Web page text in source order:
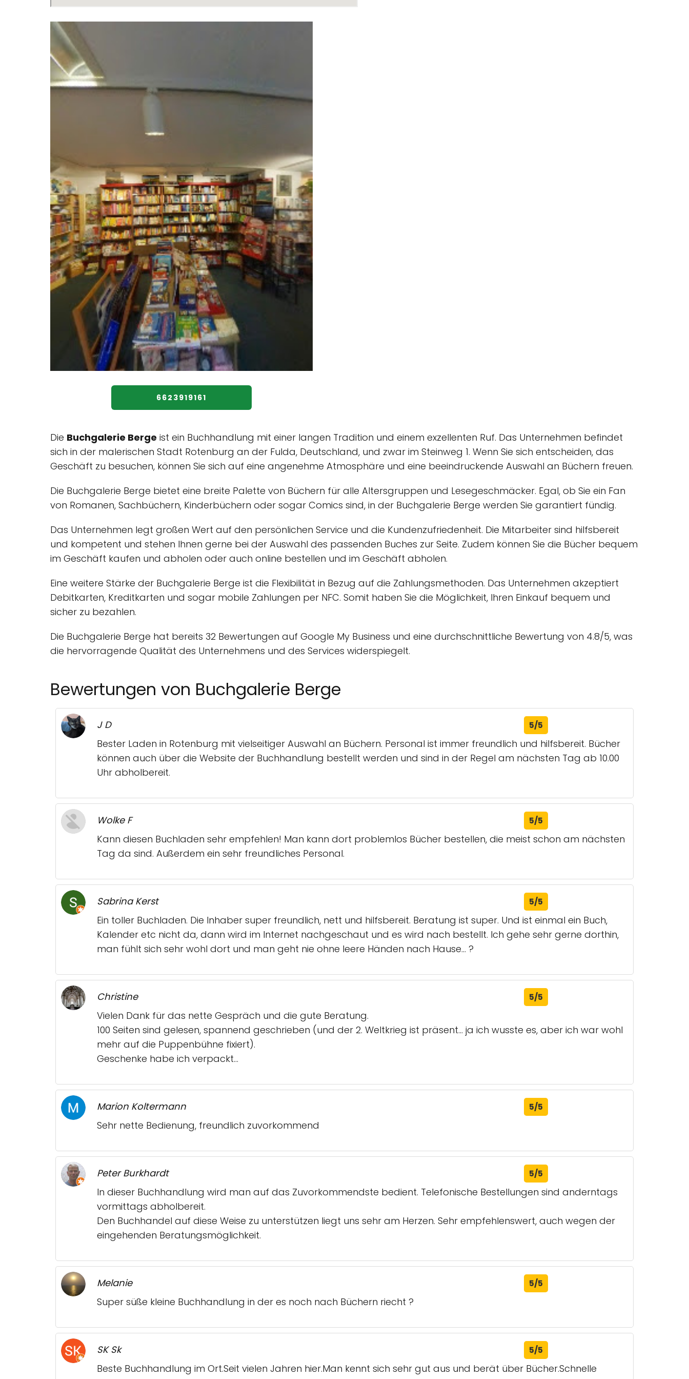
6623919161
Die Buchgalerie Berge ist ein Buchhandlung mit einer langen Tradition und einem exzellenten Ruf. Das Unternehmen befindet
sich in der malerischen Stadt Rotenburg an der Fulda, Deutschland, und zwar im Steinweg 1. Wenn Sie sich entscheiden, das
Geschäft zu besuchen, können Sie sich auf eine angenehme Atmosphäre und eine beeindruckende Auswahl an Büchern freuen.
Die Buchgalerie Berge bietet eine breite Palette von Büchern für alle Altersgruppen und Lesegeschmäcker. Egal, ob Sie ein Fan
von Romanen, Sachbüchern, Kinderbüchern oder sogar Comics sind, in der Buchgalerie Berge werden Sie garantiert fündig.
Das Unternehmen legt großen Wert auf den persönlichen Service und die Kundenzufriedenheit. Die Mitarbeiter sind hilfsbereit
und kompetent und stehen Ihnen gerne bei der Auswahl des passenden Buches zur Seite. Zudem können Sie die Bücher bequem
im Geschäft kaufen und abholen oder auch online bestellen und im Geschäft abholen.
Eine weitere Stärke der Buchgalerie Berge ist die Flexibilität in Bezug auf die Zahlungsmethoden. Das Unternehmen akzeptiert
Debitkarten, Kreditkarten und sogar mobile Zahlungen per NFC. Somit haben Sie die Möglichkeit, Ihren Einkauf bequem und
sicher zu bezahlen.
Die Buchgalerie Berge hat bereits 32 Bewertungen auf Google My Business und eine durchschnittliche Bewertung von 4.8/5, was
die hervorragende Qualität des Unternehmens und des Services widerspiegelt.
Bewertungen von Buchgalerie Berge
J D 5/5
Bester Laden in Rotenburg mit vielseitiger Auswahl an Büchern. Personal ist immer freundlich und hilfsbereit. Bücher
können auch über die Website der Buchhandlung bestellt werden und sind in der Regel am nächsten Tag ab 10.00
Uhr abholbereit.
Wolke F 5/5
Kann diesen Buchladen sehr empfehlen! Man kann dort problemlos Bücher bestellen, die meist schon am nächsten
Tag da sind. Außerdem ein sehr freundliches Personal.
Sabrina Kerst 5/5
Ein toller Buchladen. Die Inhaber super freundlich, nett und hilfsbereit. Beratung ist super. Und ist einmal ein Buch,
Kalender etc nicht da, dann wird im Internet nachgeschaut und es wird nach bestellt. Ich gehe sehr gerne dorthin,
man fühlt sich sehr wohl dort und man geht nie ohne leere Händen nach Hause... ?
Christine 5/5
Vielen Dank für das nette Gespräch und die gute Beratung.
100 Seiten sind gelesen, spannend geschrieben (und der 2. Weltkrieg ist präsent... ja ich wusste es, aber ich war wohl
mehr auf die Puppenbühne fixiert).
Geschenke habe ich verpackt...
Marion Koltermann 5/5
Sehr nette Bedienung, freundlich zuvorkommend
Peter Burkhardt 5/5
In dieser Buchhandlung wird man auf das Zuvorkommendste bedient. Telefonische Bestellungen sind anderntags
vormittags abholbereit.
Den Buchhandel auf diese Weise zu unterstützen liegt uns sehr am Herzen. Sehr empfehlenswert, auch wegen der
eingehenden Beratungsmöglichkeit.
Melanie 5/5
Super süße kleine Buchhandlung in der es noch nach Büchern riecht ?
SK Sk 5/5
Beste Buchhandlung im Ort.Seit vielen Jahren hier.Man kennt sich sehr gut aus und berät über Bücher.Schnelle